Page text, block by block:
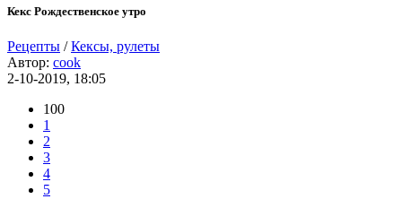
Кекс Рождественское утро
Рецепты /Кексы, рулеты
Автор: cook
2-10-2019, 18:05
100
1
2
3
4
5